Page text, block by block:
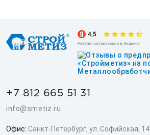
+7 812 665 51 31
info@smetiz.ru
Офис: Санкт-Петербург, ул. Софийская, 14